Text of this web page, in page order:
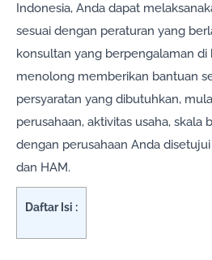
Indonesia, Anda dapat
sesuai dengan peraturan yang
konsultan yang berpengalaman di
menolong memberikan bantuan
persyaratan yang dibutuhkan,
perusahaan, aktivitas usaha, skala
dengan perusahaan Anda
dan HAM.
Daftar Isi :